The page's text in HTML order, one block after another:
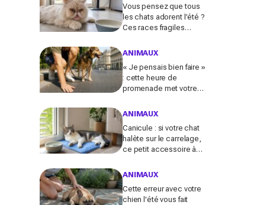
Vous pensez que tous
les chats adorent l’été ?
Ces races fragiles
chaleur fatal sans ces
ANIMAUX
« Je pensais bien faire »
: cette heure de
promenade met votre
la plupart des maîtres
ANIMAUX
Canicule : si votre chat
halète sur le carrelage,
ce petit accessoire à
transformer son coin
ANIMAUX
Cette erreur avec votre
chien l'été vous fait